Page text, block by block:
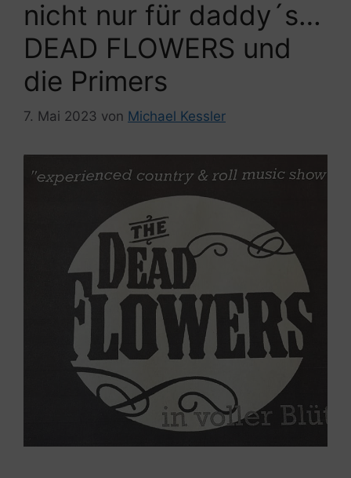
nicht nur für daddy´s…
DEAD FLOWERS und
die Primers
7. Mai 2023 von Michael Kessler